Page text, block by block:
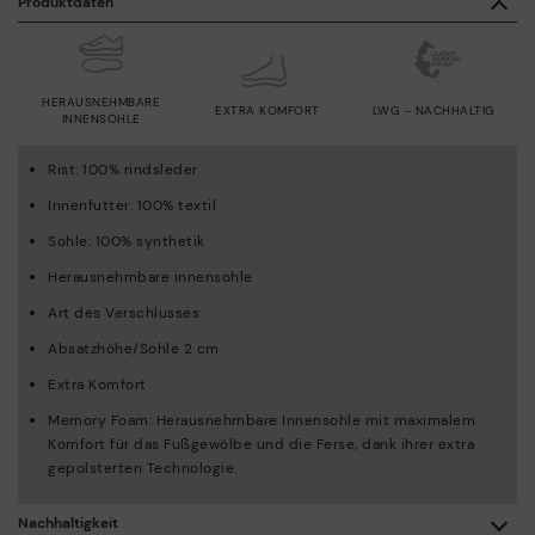
HERAUSNEHMBARE
INNENSOHLE
EXTRA KOMFORT LWG - NACHHALTIG
Rist: 100% rindsleder
Innenfutter: 100% textil
Sohle: 100% synthetik
Herausnehmbare innensohle
Art des Verschlusses:
Absatzhöhe/Sohle 2 cm
Extra Komfort
Memory Foam: Herausnehmbare Innensohle mit maximalem
Komfort für das Fußgewölbe und die Ferse, dank ihrer extra
gepolsterten Technologie.
Nachhaltigkeit